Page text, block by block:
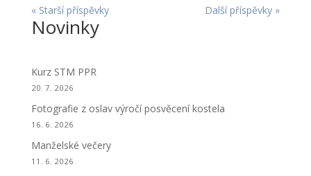
« Starší příspěvky Další příspěvky »
Novinky
Kurz STM PPR
20. 7. 2026
Fotografie z oslav výročí posvěcení kostela
16. 6. 2026
Manželské večery
11. 6. 2026